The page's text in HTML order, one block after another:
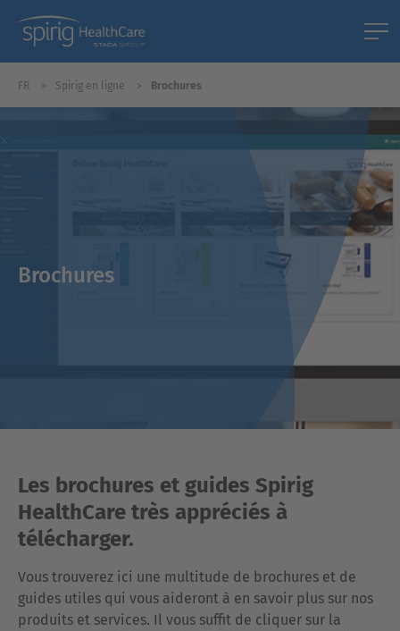
FR Spirig en ligne Brochures
Brochures
Les brochures et guides Spirig
HealthCare très appréciés à
télécharger.
Vous trouverez ici une multitude de brochures et de
guides utiles qui vous aideront à en savoir plus sur nos
produits et services. Il vous suffit de cliquer sur la